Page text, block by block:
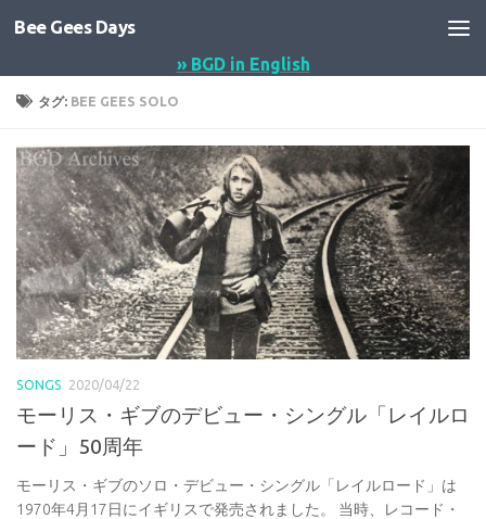
コンテンツへスキップ
Bee Gees Days
» BGD in English
タグ: BEE GEES SOLO
SONGS 2020/04/22
モーリス・ギブのデビュー・シングル「レイルロ
ード」50周年
モーリス・ギブのソロ・デビュー・シングル「レイルロード」は
1970年4月17日にイギリスで発売されました。 当時、レコード・